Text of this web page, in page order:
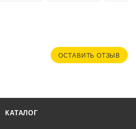
ОСТАВИТЬ ОТЗЫВ
КАТАЛОГ